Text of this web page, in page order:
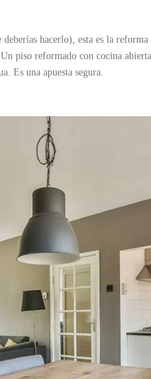
hacerlo), esta es la
piso reformado con cocina
Es una apuesta segura.